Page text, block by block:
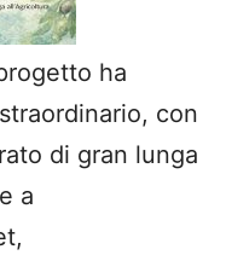
ha
con
di gran lunga
a